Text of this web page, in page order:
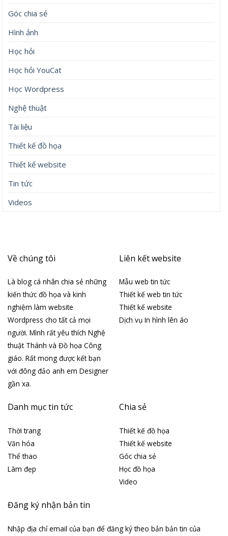
Góc chia sẻ
Hình ảnh
Học hỏi
Học hỏi YouCat
Học Wordpress
Nghệ thuật
Tài liệu
Thiết kế đồ họa
Thiết kế website
Tin tức
Videos
Về chúng tôi
Là blog cá nhân chia sẻ những
kiến thức đồ họa và kinh
nghiệm làm website
Wordpress cho tất cả mọi
người. Mình rất yêu thích Nghệ
thuật Thánh và Đồ họa Công
giáo. Rất mong được kết bạn
với đông đảo anh em Designer
gần xa.
Liên kết website
Mẫu web tin tức
Thiết kế web tin tức
Thiết kế website
Dịch vụ In hình lên áo
Danh mục tin tức
Thời trang
Văn hóa
Thể thao
Làm đẹp
Chia sẻ
Thiết kế đồ họa
Thiết kế website
Góc chia sẻ
Học đồ họa
Video
Đăng ký nhận bản tin
Nhập địa chỉ email của bạn để đăng ký theo bản bản tin của